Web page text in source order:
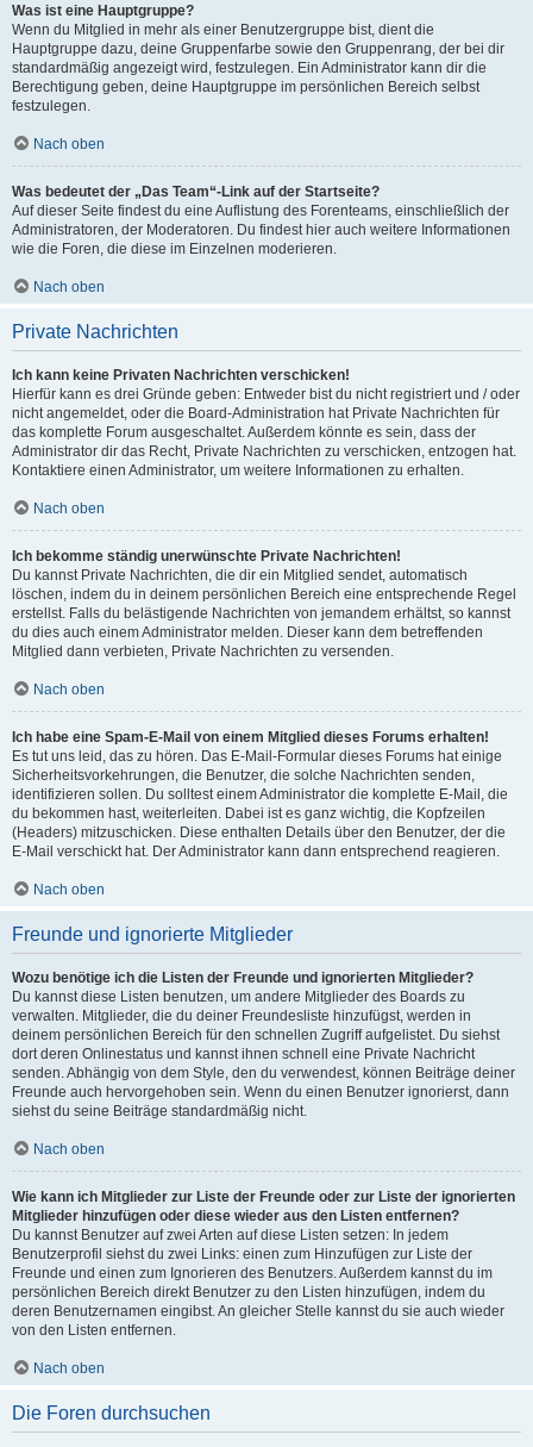
Was ist eine Hauptgruppe?
Wenn du Mitglied in mehr als einer Benutzergruppe bist, dient die
Hauptgruppe dazu, deine Gruppenfarbe sowie den Gruppenrang, der bei dir
standardmäßig angezeigt wird, festzulegen. Ein Administrator kann dir die
Berechtigung geben, deine Hauptgruppe im persönlichen Bereich selbst
festzulegen.
Nach oben
Was bedeutet der „Das Team“-Link auf der Startseite?
Auf dieser Seite findest du eine Auflistung des Forenteams, einschließlich der
Administratoren, der Moderatoren. Du findest hier auch weitere Informationen
wie die Foren, die diese im Einzelnen moderieren.
Nach oben
Private Nachrichten
Ich kann keine Privaten Nachrichten verschicken!
Hierfür kann es drei Gründe geben: Entweder bist du nicht registriert und / oder
nicht angemeldet, oder die Board-Administration hat Private Nachrichten für
das komplette Forum ausgeschaltet. Außerdem könnte es sein, dass der
Administrator dir das Recht, Private Nachrichten zu verschicken, entzogen hat.
Kontaktiere einen Administrator, um weitere Informationen zu erhalten.
Nach oben
Ich bekomme ständig unerwünschte Private Nachrichten!
Du kannst Private Nachrichten, die dir ein Mitglied sendet, automatisch
löschen, indem du in deinem persönlichen Bereich eine entsprechende Regel
erstellst. Falls du belästigende Nachrichten von jemandem erhältst, so kannst
du dies auch einem Administrator melden. Dieser kann dem betreffenden
Mitglied dann verbieten, Private Nachrichten zu versenden.
Nach oben
Ich habe eine Spam-E-Mail von einem Mitglied dieses Forums erhalten!
Es tut uns leid, das zu hören. Das E-Mail-Formular dieses Forums hat einige
Sicherheitsvorkehrungen, die Benutzer, die solche Nachrichten senden,
identifizieren sollen. Du solltest einem Administrator die komplette E-Mail, die
du bekommen hast, weiterleiten. Dabei ist es ganz wichtig, die Kopfzeilen
(Headers) mitzuschicken. Diese enthalten Details über den Benutzer, der die
E-Mail verschickt hat. Der Administrator kann dann entsprechend reagieren.
Nach oben
Freunde und ignorierte Mitglieder
Wozu benötige ich die Listen der Freunde und ignorierten Mitglieder?
Du kannst diese Listen benutzen, um andere Mitglieder des Boards zu
verwalten. Mitglieder, die du deiner Freundesliste hinzufügst, werden in
deinem persönlichen Bereich für den schnellen Zugriff aufgelistet. Du siehst
dort deren Onlinestatus und kannst ihnen schnell eine Private Nachricht
senden. Abhängig von dem Style, den du verwendest, können Beiträge deiner
Freunde auch hervorgehoben sein. Wenn du einen Benutzer ignorierst, dann
siehst du seine Beiträge standardmäßig nicht.
Nach oben
Wie kann ich Mitglieder zur Liste der Freunde oder zur Liste der ignorierten
Mitglieder hinzufügen oder diese wieder aus den Listen entfernen?
Du kannst Benutzer auf zwei Arten auf diese Listen setzen: In jedem
Benutzerprofil siehst du zwei Links: einen zum Hinzufügen zur Liste der
Freunde und einen zum Ignorieren des Benutzers. Außerdem kannst du im
persönlichen Bereich direkt Benutzer zu den Listen hinzufügen, indem du
deren Benutzernamen eingibst. An gleicher Stelle kannst du sie auch wieder
von den Listen entfernen.
Nach oben
Die Foren durchsuchen